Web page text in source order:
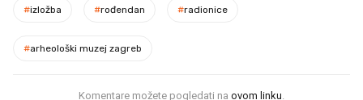
#izložba #rođendan #radionice
#arheološki muzej zagreb
Komentare možete pogledati na ovom linku.